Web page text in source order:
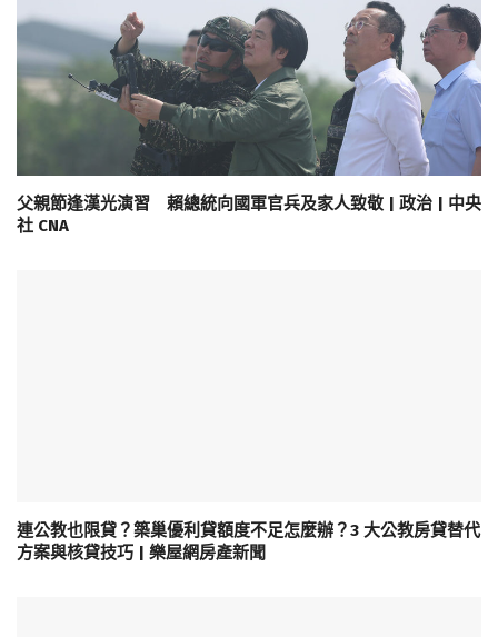
父親節逢漢光演習 賴總統向國軍官兵及家人致敬 | 政治 | 中央
社 CNA
連公教也限貸？築巢優利貸額度不足怎麼辦？3 大公教房貸替代
方案與核貸技巧 | 樂屋網房產新聞